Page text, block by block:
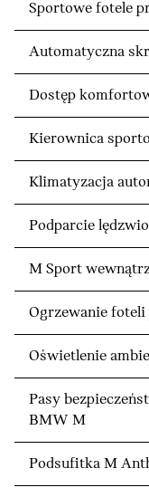
Sportowe fotele
Automatyczna
Dostęp
Kierownica
Klimatyzacja
Podparcie
M Sport
Ogrzewanie
Oświetlenie
Pasy
BMW M
Podsufitka M